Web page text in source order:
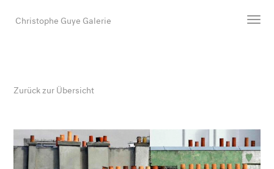
Christophe Guye Galerie
Shop
Galerie
Zurück zur Übersicht